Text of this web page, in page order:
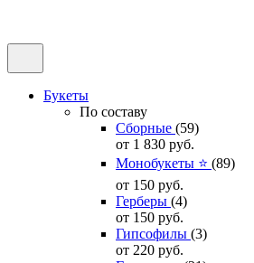
Букеты
По составу
Сборные (59)
от 1 830 руб.
Монобукеты ⭐ (89)
от 150 руб.
Герберы (4)
от 150 руб.
Гипсофилы (3)
от 220 руб.